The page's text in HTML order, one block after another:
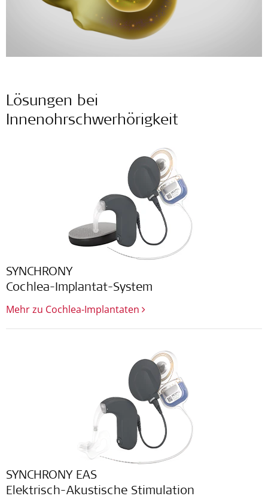
Lösungen bei
Innenohrschwerhörigkeit
SYNCHRONY
Cochlea-Implantat-System
Mehr zu Cochlea-Implantaten
SYNCHRONY EAS
Elektrisch-Akustische Stimulation